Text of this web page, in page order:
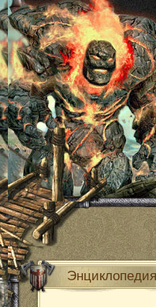
Энциклопедия